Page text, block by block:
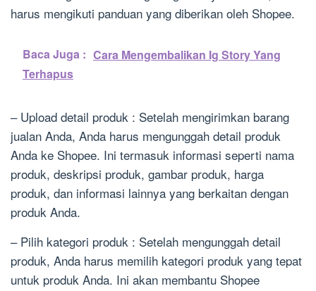
harus mengikuti panduan yang diberikan oleh Shopee.
Baca Juga : Cara Mengembalikan Ig Story Yang
Terhapus
– Upload detail produk : Setelah mengirimkan barang
jualan Anda, Anda harus mengunggah detail produk
Anda ke Shopee. Ini termasuk informasi seperti nama
produk, deskripsi produk, gambar produk, harga
produk, dan informasi lainnya yang berkaitan dengan
produk Anda.
– Pilih kategori produk : Setelah mengunggah detail
produk, Anda harus memilih kategori produk yang tepat
untuk produk Anda. Ini akan membantu Shopee